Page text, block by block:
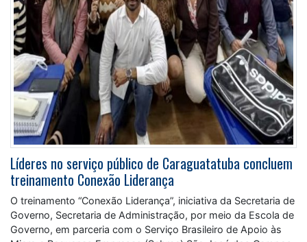
Líderes no serviço público de Caraguatatuba concluem
treinamento Conexão Liderança
O treinamento “Conexão Liderança”, iniciativa da Secretaria de
Governo, Secretaria de Administração, por meio da Escola de
Governo, em parceria com o Serviço Brasileiro de Apoio às